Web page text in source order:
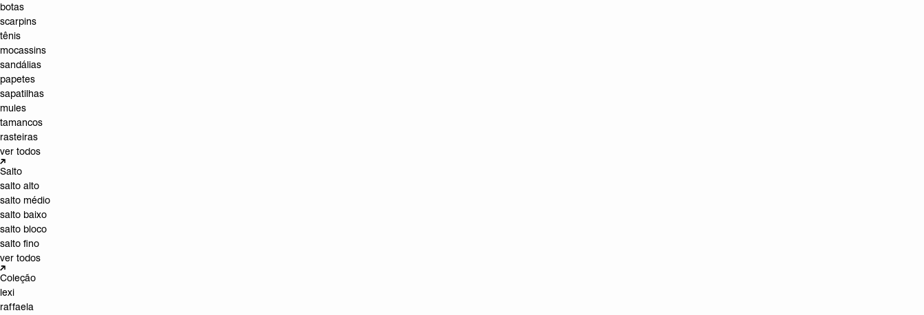
botas
scarpins
tênis
mocassins
sandálias
papetes
sapatilhas
mules
tamancos
rasteiras
ver todos
Salto
salto alto
salto médio
salto baixo
salto bloco
salto fino
ver todos
Coleção
lexi
raffaela